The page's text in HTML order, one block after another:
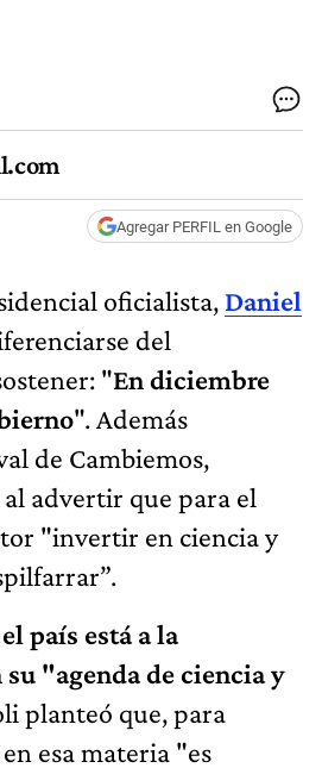
Agregar PERFIL en Google
oficialista, Daniel
del
"En diciembre
". Además
de Cambiemos,
al advertir que para el
"invertir en ciencia y
el país está a la
"agenda de ciencia y
planteó que, para
esa materia "es